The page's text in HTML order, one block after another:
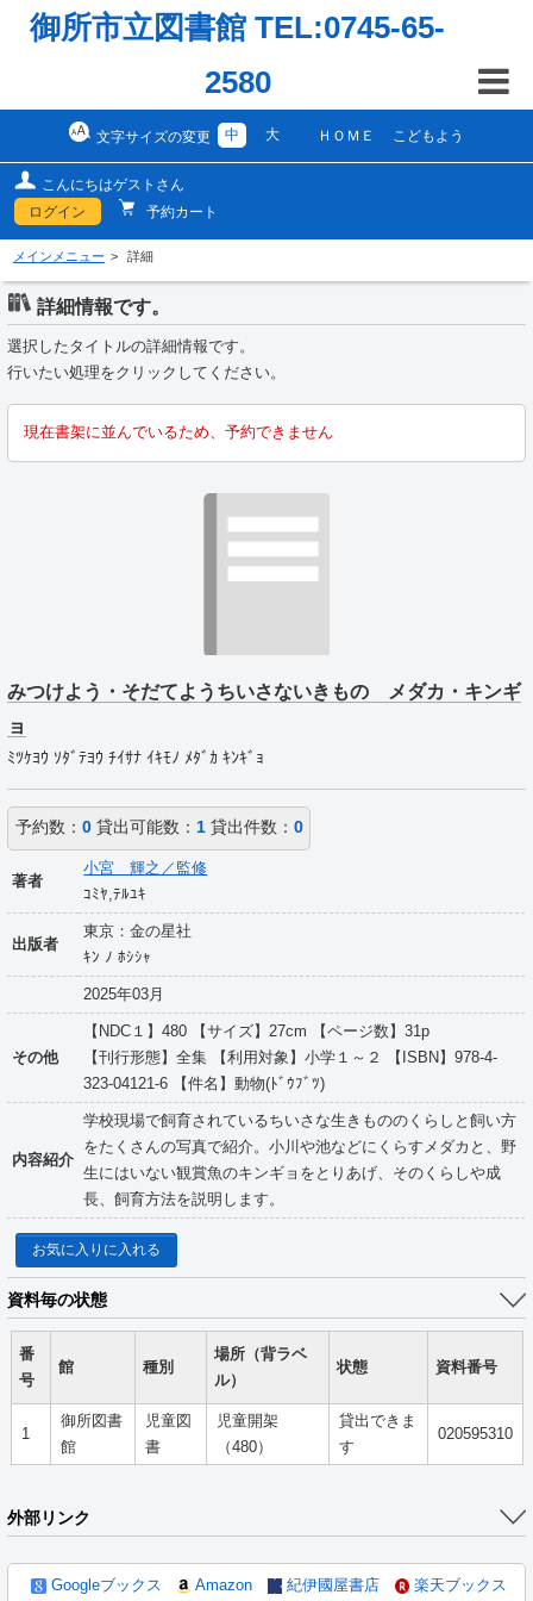
御所市立図書館 TEL:0745-65-
2580
文字サイズの変更 中 大 ＨＯＭＥ こどもよう
こんにちはゲストさん
ログイン
予約カート
メインメニュー 詳細
詳細情報です。
選択したタイトルの詳細情報です。
行いたい処理をクリックしてください。
現在書架に並んでいるため、予約できません
みつけよう・そだてようちいさないきもの メダカ・キンギ
ョ
ﾐﾂｹﾖｳ ｿﾀﾞﾃﾖｳ ﾁｲｻﾅ ｲｷﾓﾉ ﾒﾀﾞｶ ｷﾝｷﾞｮ
予約数： 0貸出可能数： 1貸出件数： 0
著者
小宮 輝之／監修
ｺﾐﾔ,ﾃﾙﾕｷ
出版者
東京：金の星社
ｷﾝ ﾉ ﾎｼｼｬ
2025年03月
その他
【NDC１】480 【サイズ】27cm 【ページ数】31p
【刊行形態】全集 【利用対象】小学１～２ 【ISBN】978-4-
323-04121-6 【件名】動物(ﾄﾞｳﾌﾞﾂ)
内容紹介
学校現場で飼育されているちいさな生きもののくらしと飼い方
をたくさんの写真で紹介。小川や池などにくらすメダカと、野
生にはいない観賞魚のキンギョをとりあげ、そのくらしや成
長、飼育方法を説明します。
お気に入りに入れる
資料毎の状態
番
号
館 種別
場所（背ラベ
ル）
状態 資料番号
1
御所図書
館
児童図
書
児童開架
（480）
貸出できま
す
020595310
外部リンク
Googleブックス Amazon 紀伊國屋書店 楽天ブックス